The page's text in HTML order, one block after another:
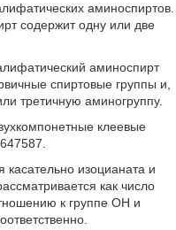
аминоспиртов.
содержит одну или две
аминоспирт
спиртовые группы и,
третичную аминогруппу.
клеевые
изоцианата и
как число
к группе ОН и